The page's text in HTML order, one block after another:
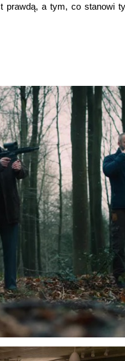
prawdą, a tym, co stanowi